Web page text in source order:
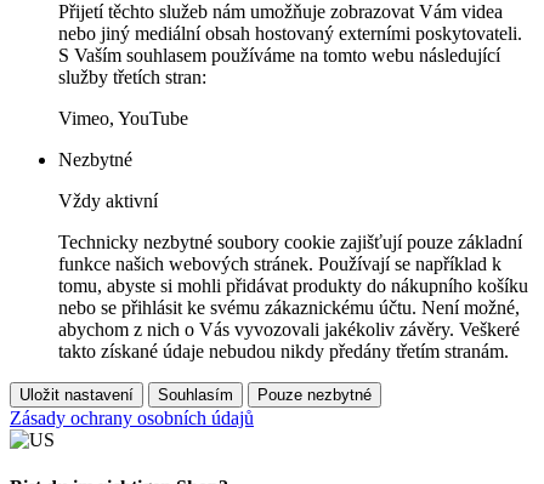
Přijetí těchto služeb nám umožňuje zobrazovat Vám videa
nebo jiný mediální obsah hostovaný externími poskytovateli.
S Vaším souhlasem používáme na tomto webu následující
služby třetích stran:
Vimeo, YouTube
Nezbytné
Vždy aktivní
Technicky nezbytné soubory cookie zajišťují pouze základní
funkce našich webových stránek. Používají se například k
tomu, abyste si mohli přidávat produkty do nákupního košíku
nebo se přihlásit ke svému zákaznickému účtu. Není možné,
abychom z nich o Vás vyvozovali jakékoliv závěry. Veškeré
takto získané údaje nebudou nikdy předány třetím stranám.
Uložit nastavení Souhlasím Pouze nezbytné
Zásady ochrany osobních údajů